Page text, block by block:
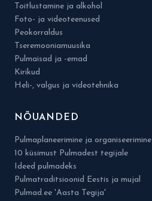
Toitlustamine ja alkohol
Foto- ja videoteenused
Peokorraldus
Tseremooniamuusika
Pulmaisad ja -emad
Kirikud
Heli-, valgus ja videotehnika
NÕUANDED
Pulmaplaneerimine ja organiseerimine
10 küsimust Pulmadest tegijale
Ideed pulmadeks
Pulmatraditsioonid Eestis ja mujal
Pulmad.ee 'Aasta Tegija'